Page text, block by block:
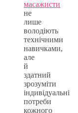
масажисти
не
лише
володіють
технічними
навичками,
але
й
здатний
зрозуміти
індивідуальні
потреби
кожного